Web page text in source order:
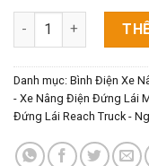
Bộ Điều Khiển Sạc
Danh mục: Bình Điện Xe
- Xe Nâng Điện Đứng Lái
Đứng Lái Reach Truck -